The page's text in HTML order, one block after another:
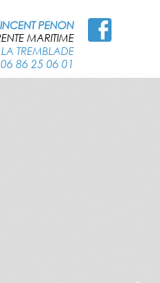
PENON
MARITIME
TREMBLADE
86 25 06 01